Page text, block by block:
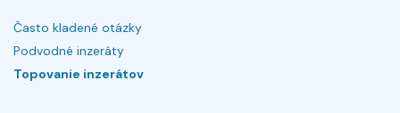
Často kladené otázky
Podvodné inzeráty
Topovanie inzerátov